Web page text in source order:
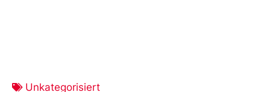
Unkategorisiert